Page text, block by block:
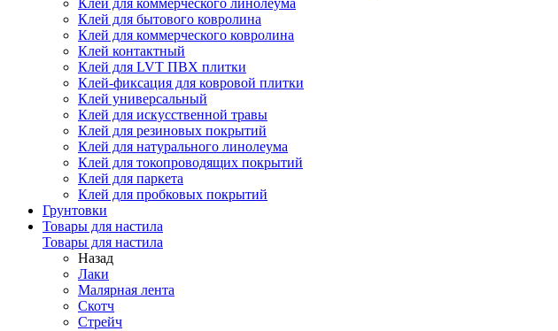
Клей для коммерческого линолеума
Клей для бытового ковролина
Клей для коммерческого ковролина
Клей контактный
Клей для LVT ПВХ плитки
Клей-фиксация для ковровой плитки
Клей универсальный
Клей для искусственной травы
Клей для резиновых покрытий
Клей для натурального линолеума
Клей для токопроводящих покрытий
Клей для паркета
Клей для пробковых покрытий
Грунтовки
Товары для настила
Товары для настила
Назад
Лаки
Малярная лента
Скотч
Стрейч